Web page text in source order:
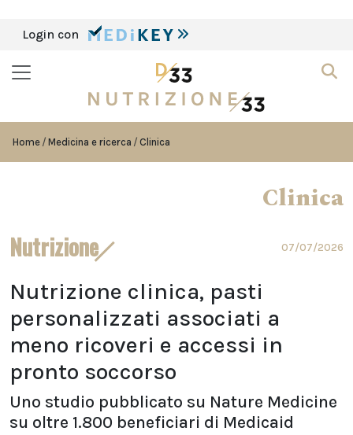
Login con
Home Medicina e ricerca Clinica
Clinica
Nutrizione 07/07/2026
Nutrizione clinica, pasti
personalizzati associati a
meno ricoveri e accessi in
pronto soccorso
Uno studio pubblicato su Nature Medicine
su oltre 1.800 beneficiari di Medicaid